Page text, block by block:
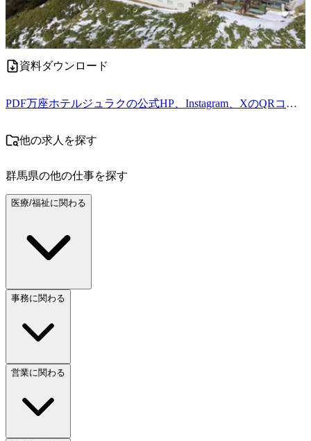
資料ダウンロード
PDF 万座ホテルジュラクの公式HP、Instagram、XのQRコード.pdf
他の求人を探す
群馬県の他の仕事を探す
医療/福祉に関わる
事務に関わる
営業に関わる